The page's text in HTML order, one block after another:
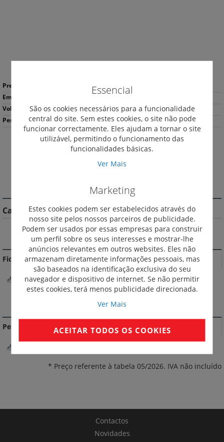
Mais
informação
1.19
107
Descarregar
Ficha de Produto
Imprimir
início
da
Galeria
de
imagens
DESCRIÇÃO
Características do Produto
MAIS INFORMAÇÃO
Fichas Técnicas
FichaTécnica
DOCUMENTAÇÃO DE CONFORMIDADE
Perfil ambiental do produto
* Preço referente à tabela 05/2026. IVA não incluído
Contactos
Novidades
Essencial
São os cookies necessários para a funcionalidade
central do site. Sem estes cookies, o site não pode
funcionar correctamente. Eles ajudam a tornar o site
utilizável, permitindo o funcionamento das
funcionalidades básicas.
Ver Mais
Marketing
Estes cookies podem ser estabelecidos através do
nosso site pelos nossos parceiros de publicidade.
Podem ser usados por essas empresas para construir
um perfil sobre os seus interesses e mostrar-lhe
anúncios relevantes em outros websites. Eles não
armazenam diretamente informações pessoais, mas
são baseados na identificação exclusiva do seu
navegador e dispositivo de internet. Se não permitir
estes cookies, terá menos publicidade direcionada.
Ver Mais
ACEITAR TODOS OS COOKIES